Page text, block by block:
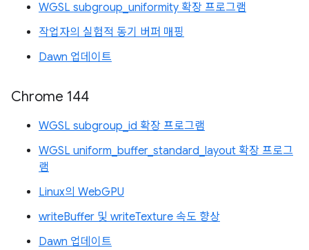
WGSL subgroup_uniformity 확장 프로그램
작업자의 실험적 동기 버퍼 매핑
Dawn 업데이트
Chrome 144
WGSL subgroup_id 확장 프로그램
WGSL uniform_buffer_standard_layout 확장 프로그
램
Linux의 WebGPU
writeBuffer 및 writeTexture 속도 향상
Dawn 업데이트